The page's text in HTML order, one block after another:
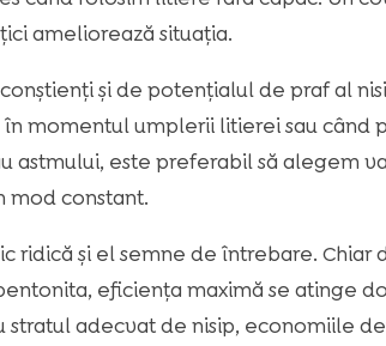
ameliorează situația.
și de potențialul de praf al
momentul umplerii litierei sau când
astmului, este preferabil să alegem
mod constant.
ridică și el semne de întrebare.
eficiența maximă se atinge
stratul adecvat de nisip, economiile